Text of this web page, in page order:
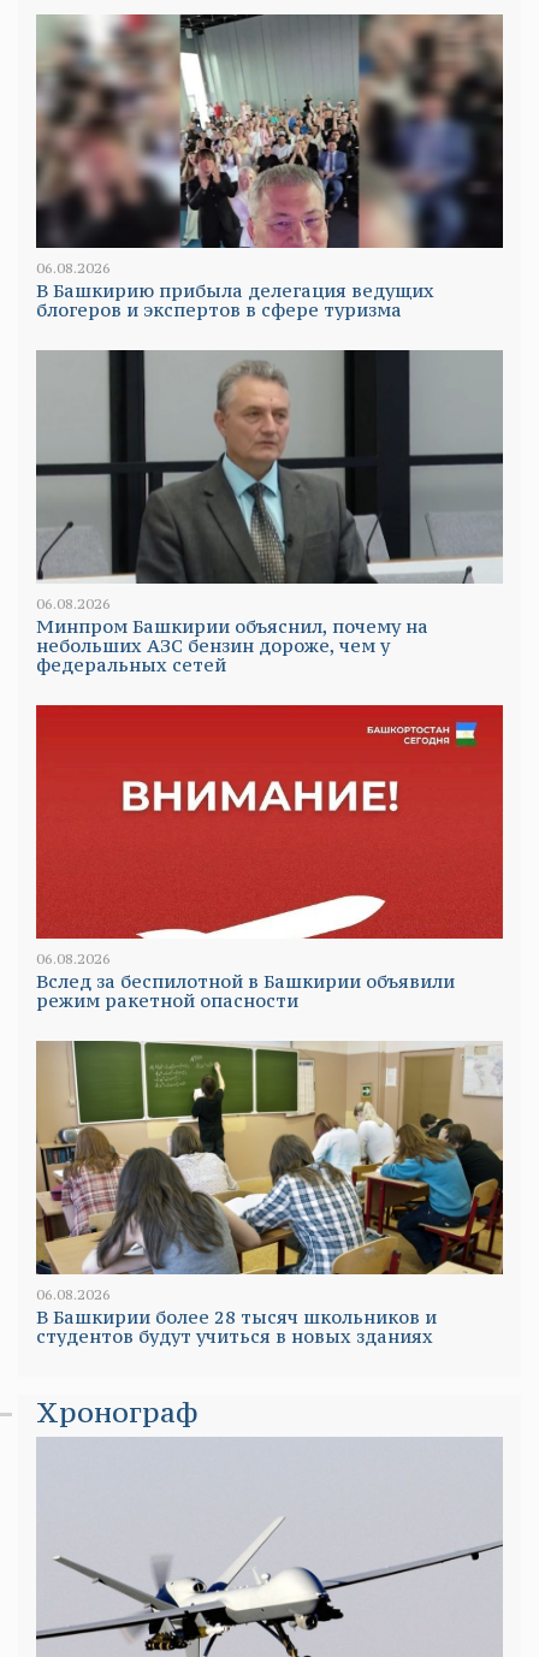
06.08.2026
В Башкирию прибыла делегация ведущих
блогеров и экспертов в сфере туризма
06.08.2026
Минпром Башкирии объяснил, почему на
небольших АЗС бензин дороже, чем у
федеральных сетей
06.08.2026
Вслед за беспилотной в Башкирии объявили
режим ракетной опасности
06.08.2026
В Башкирии более 28 тысяч школьников и
студентов будут учиться в новых зданиях
Хронограф